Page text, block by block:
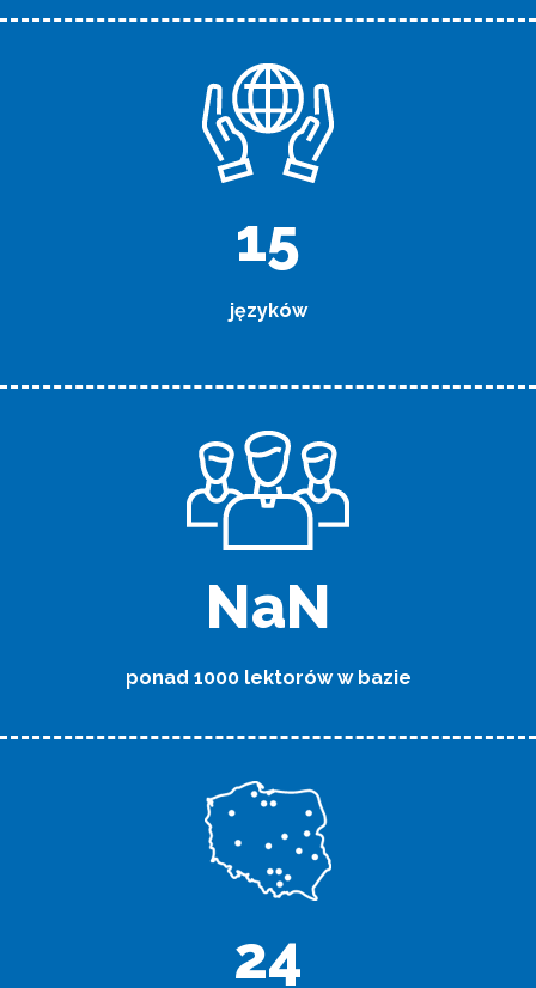
16
języków
NaN
ponad 1000 lektorów w bazie
26